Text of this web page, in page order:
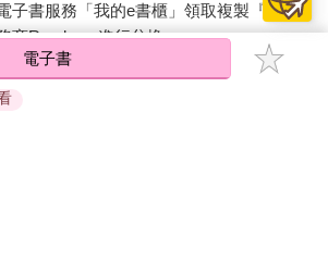
子書服務「我的e書櫃」領取複製『兌換
商Readmoo進行兌換。
金石堂所購買的電子書僅能以金石堂專屬
電子書